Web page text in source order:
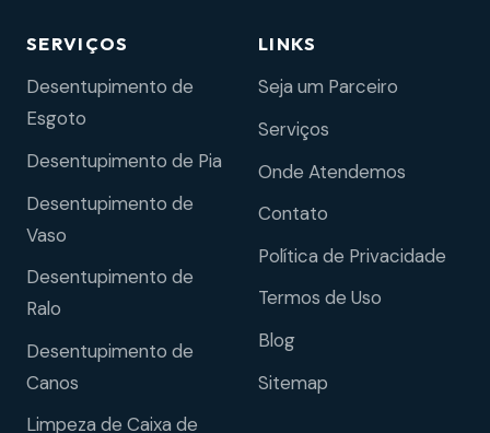
SERVIÇOS
Desentupimento de
Esgoto
Desentupimento de Pia
Desentupimento de
Vaso
Desentupimento de
Ralo
Desentupimento de
Canos
Limpeza de Caixa de
LINKS
Seja um Parceiro
Serviços
Onde Atendemos
Contato
Política de Privacidade
Termos de Uso
Blog
Sitemap